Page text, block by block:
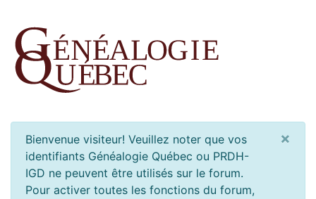
Bienvenue visiteur! Veuillez noter que vos
identifiants Généalogie Québec ou PRDH-
IGD ne peuvent être utilisés sur le forum.
Pour activer toutes les fonctions du forum,
×